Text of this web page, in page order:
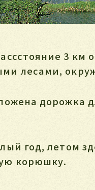
3
лесами,
дорожка
год, летом
корюшку.